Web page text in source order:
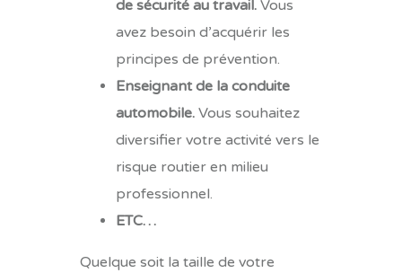
de sécurité au travail. Vous
avez besoin d’acquérir les
principes de prévention.
Enseignant de la conduite
automobile. Vous souhaitez
diversifier votre activité vers le
risque routier en milieu
professionnel.
ETC…
Quelque soit la taille de votre